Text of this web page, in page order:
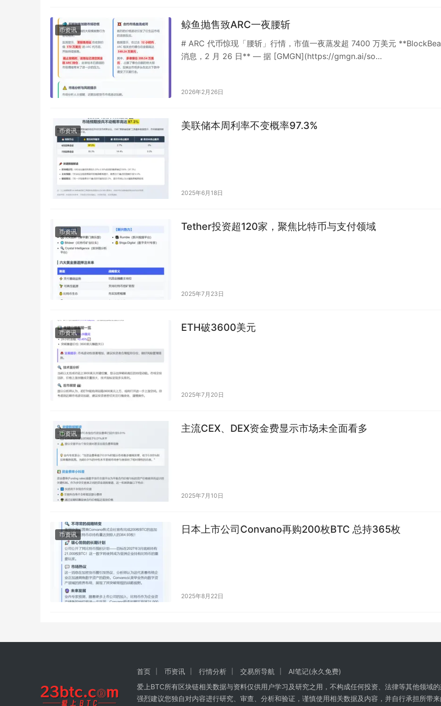
币资讯 鲸鱼抛售致ARC一夜腰斩
# ARC 代币惊现「腰斩」行情，市值一夜蒸发超 7400 万美元
消息，2 月 26 日** — 据 [GMGN](https://gmgn.ai/so…
2026年2月26日
币资讯 美联储本周利率不变概率97.3%
2025年6月18日
币资讯 Tether投资超120家，聚焦比特币与支付领域
2025年7月23日
币资讯 ETH破3600美元
2025年7月20日
币资讯 主流CEX、DEX资金费显示市场未全面看多
2025年7月10日
币资讯 日本上市公司Convano再购200枚BTC 总持365枚
2025年8月22日
首页 币资讯 行情分析 交易所导航
AI笔记(永久免费)
爱上BTC所有区块链相关数据与资料仅供用户学习及研究之用，不构成任何投资、法律等其他领域
强烈建议您独自对内容进行研究、审查、分析和验证，谨慎使用相关数据及内容，并自行承担所带